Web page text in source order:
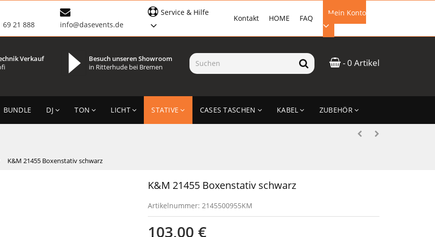
69 21 888 info@dasevents.de
Mein Konto
EMAIL-ADRESSE
ANMELDEN
FAQ
HOME
Kontakt
Service & Hilfe
- 0 Artikel
Verkauf
Besuch unseren Showroom
in Ritterhude bei Bremen
BUNDLE DJ TON LICHT STATIVE CASES TASCHEN KABEL ZUBEHÖR
K&M 21455 Boxenstativ schwarz
K&M 21455 Boxenstativ schwarz
Artikelnummer: 2145500955KM
103,00 €